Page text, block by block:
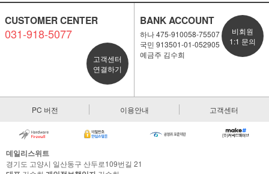
CUSTOMER CENTER
031-918-5077
고객센터
연결하기
BANK ACCOUNT
하나 475-910058-75507
국민 913501-01-052905
예금주 김수희
비회원
1:1 문의
PC 버전 이용안내 고객센터
데일리스위트
경기도 고양시 일산동구 산두로109번길 21